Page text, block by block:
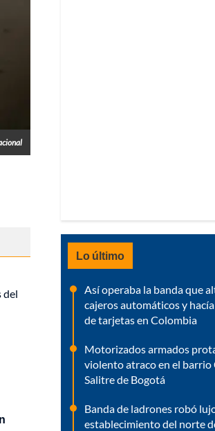
del
Lo último
Así operaba la banda que
cajeros automáticos y
de tarjetas en Colombia
Motorizados armados
violento atraco en el barrio
Salitre de Bogotá
Banda de ladrones robó
establecimiento del norte